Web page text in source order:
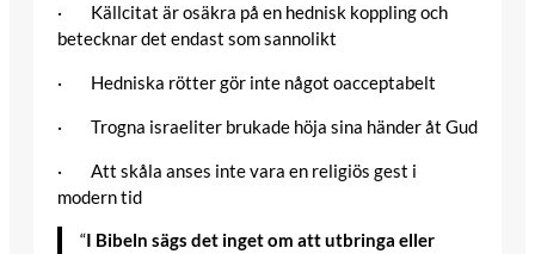
· Källcitat är osäkra på en hednisk koppling och
betecknar det endast som sannolikt
· Hedniska rötter gör inte något oacceptabelt
· Trogna israeliter brukade höja sina händer åt Gud
· Att skåla anses inte vara en religiös gest i
modern tid
“I Bibeln sägs det inget om att utbringa eller